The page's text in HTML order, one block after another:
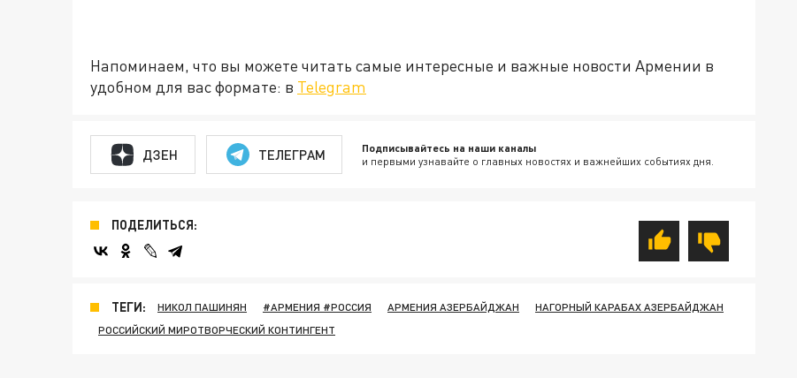
Напоминаем, что вы можете читать самые интересные и важные новости Армении в
удобном для вас формате: в Telegram
ДЗЕН ТЕЛЕГРАМ Подписывайтесь на наши каналы
и первыми узнавайте о главных новостях и важнейших событиях дня.
ПОДЕЛИТЬСЯ:
ТЕГИ: НИКОЛ ПАШИНЯН #АРМЕНИЯ #РОССИЯ АРМЕНИЯ АЗЕРБАЙДЖАН
НАГОРНЫЙ КАРАБАХ АЗЕРБАЙДЖАН
РОССИЙСКИЙ МИРОТВОРЧЕСКИЙ КОНТИНГЕНТ